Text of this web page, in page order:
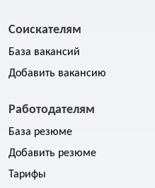
Соискателям
База вакансий
Добавить вакансию
Работодателям
База резюме
Добавить резюме
Тарифы